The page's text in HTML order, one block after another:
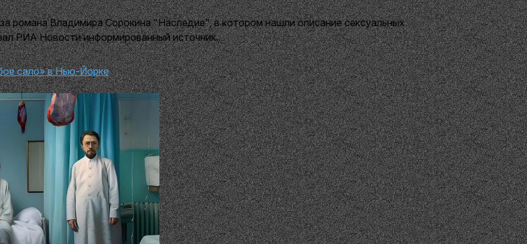
романа Владимира Сорокина "Наследие", в котором нашли описание сексуальных
РИА Новости информированный источник.
сало» в Нью-Йорке